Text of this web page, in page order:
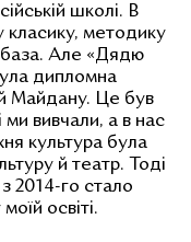
школі. В
класику, методику
база. Але «Дядю
дипломна
Майдану. Це був
вивчали, а в нас
культура була
й театр. Тоді
2014-го стало
освіті.